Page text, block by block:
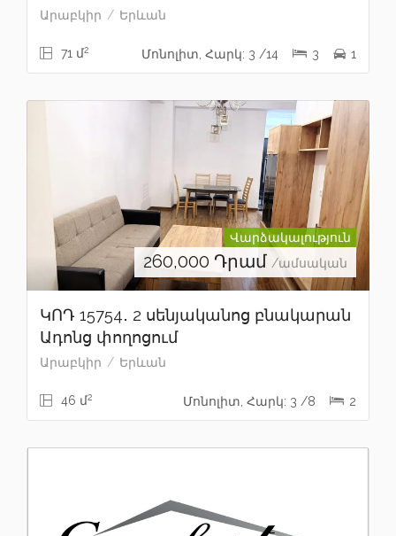
Արաբկիր Երևան
71 մ2 Մոնոլիտ, Հարկ: 3 /14 3 1
Վարձակալություն
260,000 Դրամ /ամսական
ԿՈԴ 15754․ 2 սենյականոց բնակարան
Ադոնց փողոցում
Արաբկիր Երևան
46 մ2 Մոնոլիտ, Հարկ: 3 /8 2